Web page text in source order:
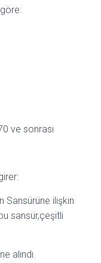
ve sonrası
Sansürüne ilişkin
sansür,çeşitli
alındı.